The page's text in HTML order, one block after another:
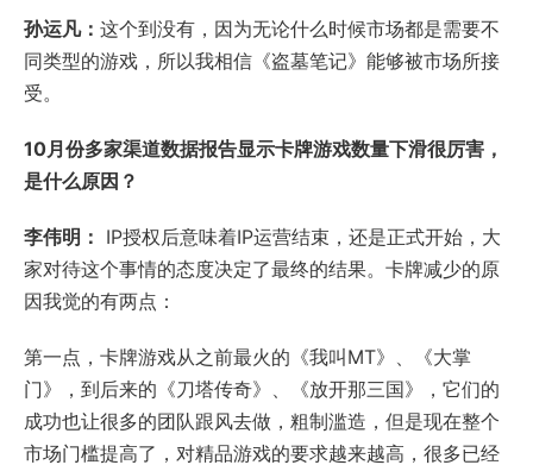
孙运凡： 这个到没有，因为无论什么时候市场都是需要不
同类型的游戏，所以我相信《盗墓笔记》能够被市场所接
受。
10月份多家渠道数据报告显示卡牌游戏数量下滑很厉害，
是什么原因？
李伟明： IP授权后意味着IP运营结束，还是正式开始，大
家对待这个事情的态度决定了最终的结果。卡牌减少的原
因我觉的有两点：
第一点，卡牌游戏从之前最火的《我叫MT》、《大掌
门》，到后来的《刀塔传奇》、《放开那三国》，它们的
成功也让很多的团队跟风去做，粗制滥造，但是现在整个
市场门槛提高了，对精品游戏的要求越来越高，很多已经